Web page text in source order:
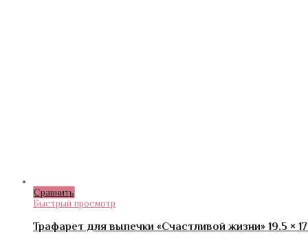
Сравнить
Быстрый просмотр
Трафарет для выпечки «Счастливой жизни» 19.5 ×